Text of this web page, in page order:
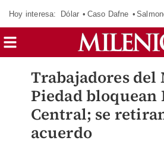
Hoy interesa: Dólar Caso Dafne
Trabajadores del
Piedad bloquean
Central; se
acuerdo